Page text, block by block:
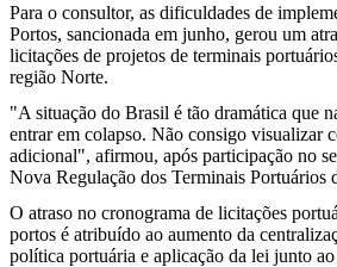
Para o consultor, as dificuldades de
Portos, sancionada em junho, gerou um
licitações de projetos de terminais
região Norte.
"A situação do Brasil é tão dramática que
entrar em colapso. Não consigo visualizar
adicional", afirmou, após participação no
Nova Regulação dos Terminais
O atraso no cronograma de licitações
portos é atribuído ao aumento da
política portuária e aplicação da lei junto